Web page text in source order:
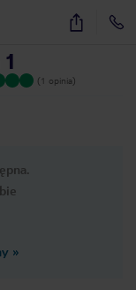
17
(1 opinia)
»